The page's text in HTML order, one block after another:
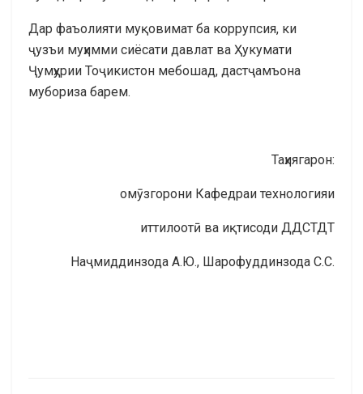
Дар фаъолияти муқовимат ба коррупсия, ки
ҷузъи муҳимми сиёсати давлат ва Ҳукумати
Ҷумҳурии Тоҷикистон мебошад, дастҷамъона
мубориза барем.
Таҳиягарон:
омӯзгорони Кафедраи технологияи
иттилоотӣ ва иқтисоди ДДСТДТ
Наҷмиддинзода А.Ю., Шарофуддинзода С.С.